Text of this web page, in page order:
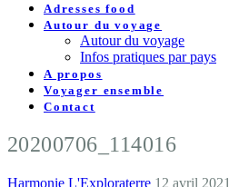
Adresses food
Autour du voyage
Autour du voyage
Infos pratiques par pays
A propos
Voyager ensemble
Contact
20200706_114016
Harmonie L'Exploraterre 12 avril 2021